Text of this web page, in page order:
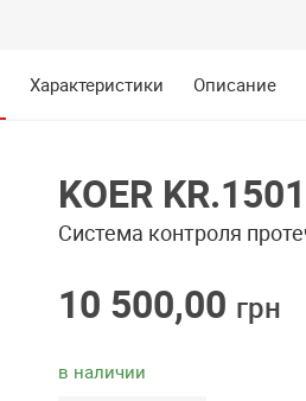
Характеристики Описание
KOER
Система контроля
10 500,00 грн
в наличии